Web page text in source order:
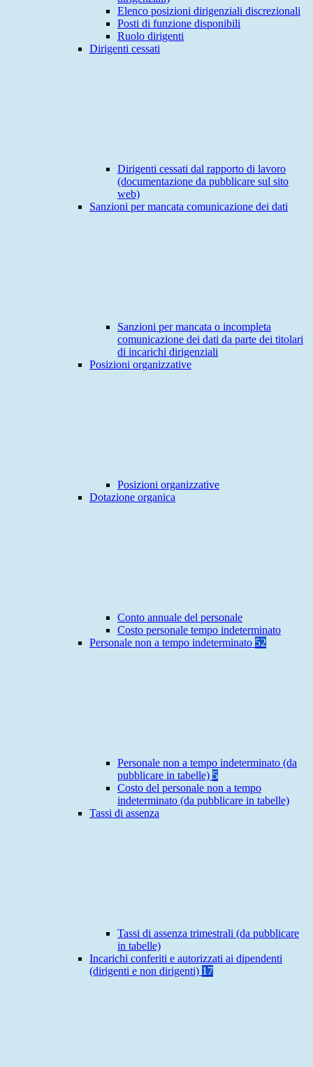
Elenco posizioni dirigenziali discrezionali
Posti di funzione disponibili
Ruolo dirigenti
Dirigenti cessati
Dirigenti cessati dal rapporto di lavoro
(documentazione da pubblicare sul sito
web)
Sanzioni per mancata comunicazione dei dati
Sanzioni per mancata o incompleta
comunicazione dei dati da parte dei titolari
di incarichi dirigenziali
Posizioni organizzative
Posizioni organizzative
Dotazione organica
Conto annuale del personale
Costo personale tempo indeterminato
Personale non a tempo indeterminato 52
Personale non a tempo indeterminato (da
pubblicare in tabelle) 5
Costo del personale non a tempo
indeterminato (da pubblicare in tabelle)
Tassi di assenza
Tassi di assenza trimestrali (da pubblicare
in tabelle)
Incarichi conferiti e autorizzati ai dipendenti
(dirigenti e non dirigenti) 17